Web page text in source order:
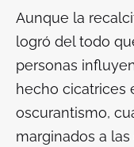
Aunque la
logró del todo
personas
hecho cicatrices
oscurantismo,
marginados a